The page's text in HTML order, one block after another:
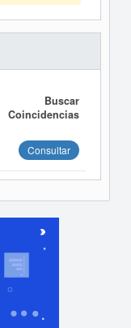
Buscar
Coincidencias
Consultar